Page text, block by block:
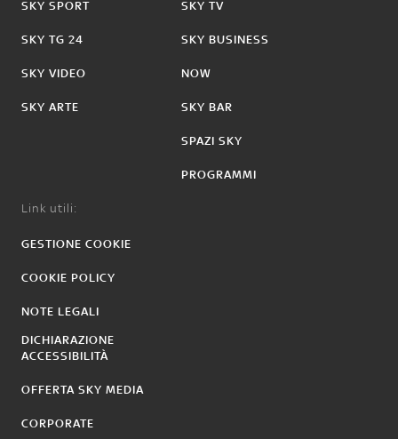
SKY SPORT
SKY TG 24
SKY VIDEO
SKY ARTE
SKY TV
SKY BUSINESS
NOW
SKY BAR
SPAZI SKY
PROGRAMMI
Link utili:
GESTIONE COOKIE
COOKIE POLICY
NOTE LEGALI
DICHIARAZIONE
ACCESSIBILITÀ
OFFERTA SKY MEDIA
CORPORATE